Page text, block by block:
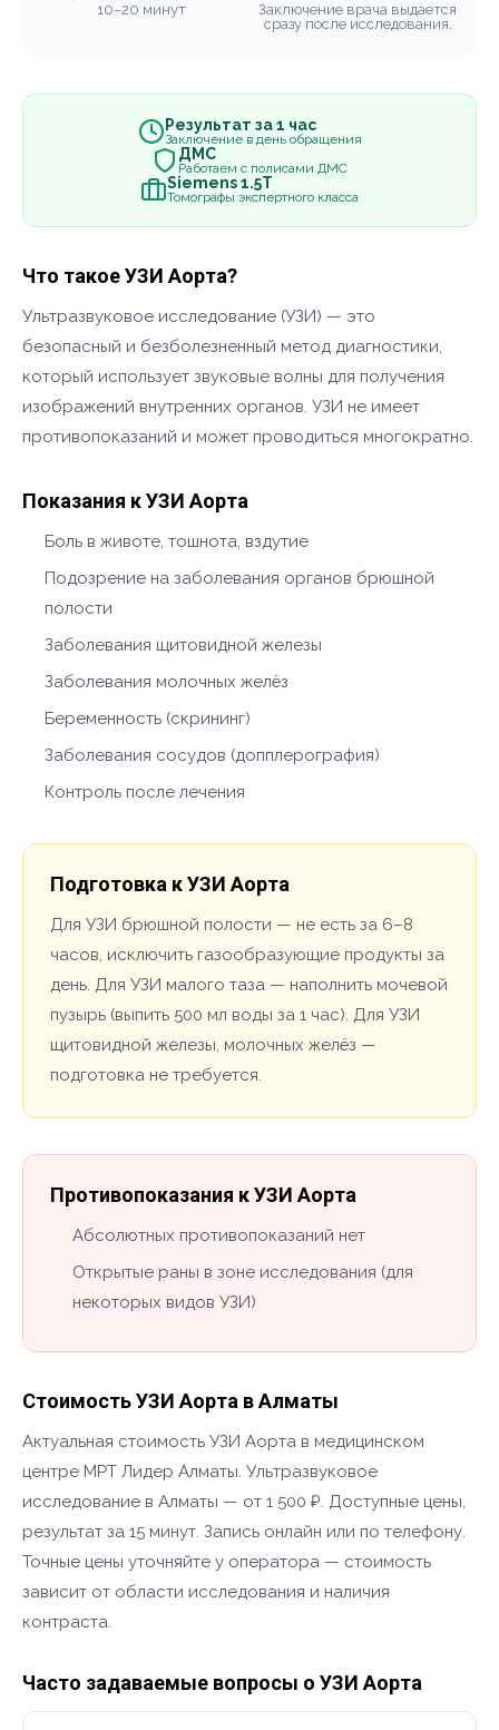
10–20 минут
Заключение врача выдается
сразу после исследования.
Результат за 1 час
Заключение в день обращения
ДМС
Работаем с полисами ДМС
Siemens 1.5Т
Томографы экспертного класса
Что такое УЗИ Аорта?
Ультразвуковое исследование (УЗИ) — это
безопасный и безболезненный метод диагностики,
который использует звуковые волны для получения
изображений внутренних органов. УЗИ не имеет
противопоказаний и может проводиться многократно.
Показания к УЗИ Аорта
Боль в животе, тошнота, вздутие
Подозрение на заболевания органов брюшной
полости
Заболевания щитовидной железы
Заболевания молочных желёз
Беременность (скрининг)
Заболевания сосудов (допплерография)
Контроль после лечения
Подготовка к УЗИ Аорта
Для УЗИ брюшной полости — не есть за 6–8
часов, исключить газообразующие продукты за
день. Для УЗИ малого таза — наполнить мочевой
пузырь (выпить 500 мл воды за 1 час). Для УЗИ
щитовидной железы, молочных желёз —
подготовка не требуется.
Противопоказания к УЗИ Аорта
Абсолютных противопоказаний нет
Открытые раны в зоне исследования (для
некоторых видов УЗИ)
Стоимость УЗИ Аорта в Алматы
Актуальная стоимость УЗИ Аорта в медицинском
центре МРТ Лидер Алматы. Ультразвуковое
исследование в Алматы — от 1 500 ₽. Доступные цены,
результат за 15 минут. Запись онлайн или по телефону.
Точные цены уточняйте у оператора — стоимость
зависит от области исследования и наличия
контраста.
Часто задаваемые вопросы о УЗИ Аорта